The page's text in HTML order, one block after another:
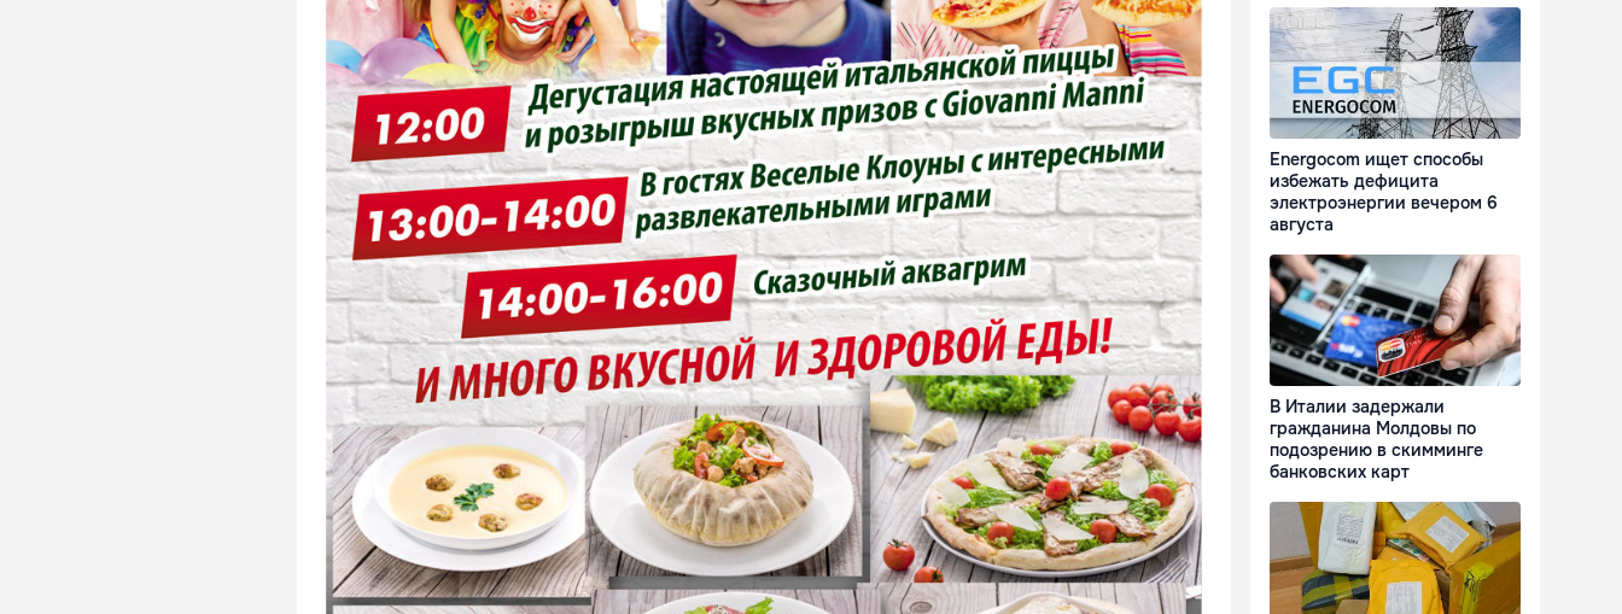
Energocom ищет способы
избежать дефицита
электроэнергии вечером 6
августа
В Италии задержали
гражданина Молдовы по
подозрению в скимминге
банковских карт